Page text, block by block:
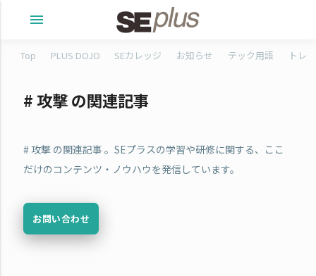
menu
Top PLUS DOJO SEカレッジ お知らせ テック用語 トレ
# 攻撃 の関連記事
# 攻撃 の関連記事 。SEプラスの学習や研修に関する、ここ
だけのコンテンツ・ノウハウを発信しています。
お問い合わせ